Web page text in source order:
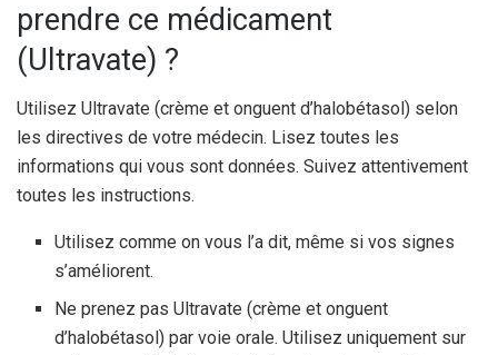
prendre ce médicament
(Ultravate) ?
Utilisez Ultravate (crème et onguent d’halobétasol) selon
les directives de votre médecin. Lisez toutes les
informations qui vous sont données. Suivez attentivement
toutes les instructions.
Utilisez comme on vous l’a dit, même si vos signes
s’améliorent.
Ne prenez pas Ultravate (crème et onguent
d’halobétasol) par voie orale. Utilisez uniquement sur